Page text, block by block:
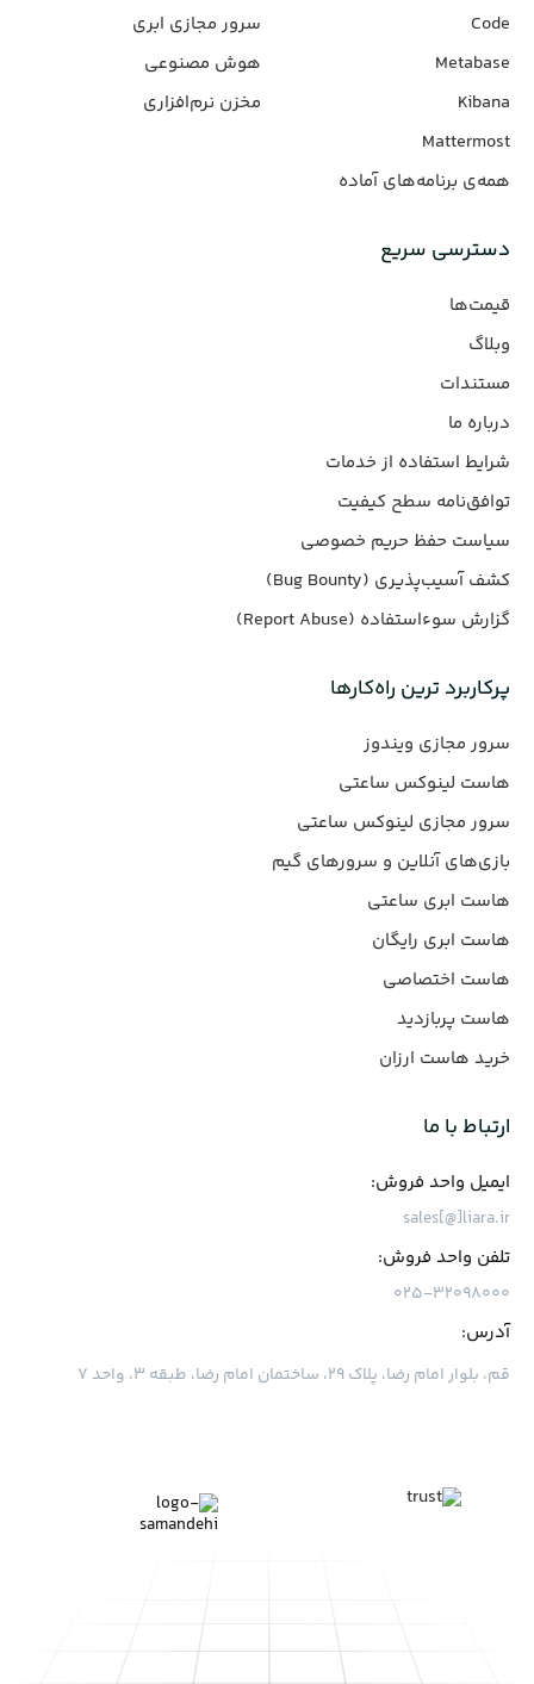
Code
Metabase
Kibana
Mattermost
همه‌ی برنامه‌های آماده
سرور مجازی ابری
هوش مصنوعی
مخزن نرم‌افزاری
دسترسی سریع
قیمت‌ها
وبلاگ
مستندات
درباره ما
شرایط استفاده از خدمات
توافق‌نامه سطح کیفیت
سیاست حفظ حریم خصوصی
کشف آسیب‌پذیری (Bug Bounty)
گزارش سوءاستفاده (Report Abuse)
پرکاربرد ترین راه‌کارها
سرور مجازی ویندوز
هاست لینوکس ساعتی
سرور مجازی لینوکس ساعتی
بازی‌های آنلاین و سرورهای گیم
هاست ابری ساعتی
هاست ابری رایگان
هاست اختصاصی
هاست پربازدید
خرید هاست ارزان
ارتباط با ما
ایمیل واحد فروش:
sales[@]liara.ir
تلفن واحد فروش:
۰۲۵-۳۲۰۹۸۰۰۰
آدرس:
قم، بلوار امام رضا، پلاک ۲۹، ساختمان امام رضا، طبقه ۳، واحد ۷